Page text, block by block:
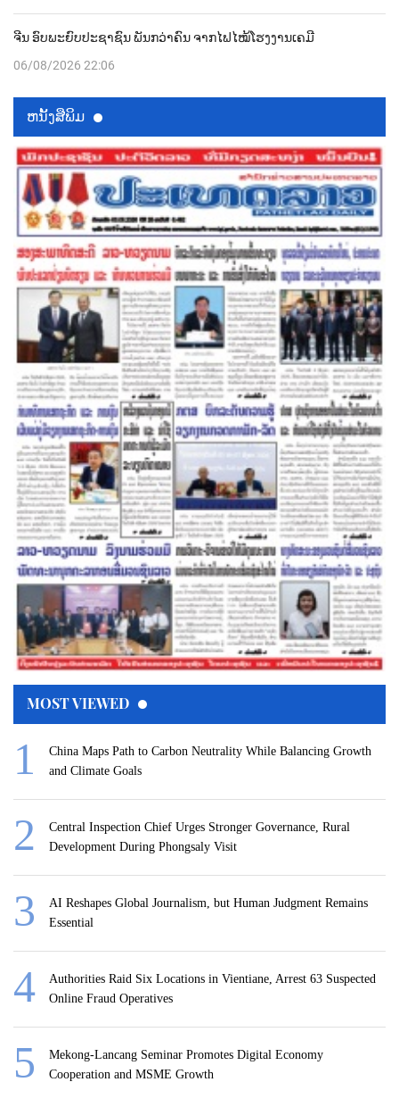
ຈີນ ອົບພະຍົບປະຊາຊົນ ພັນກວ່າຄົນ ຈາກໄຟໄໝ້ໂຮງງານເຄມີ
06/08/2026 22:06
ຫນ້ັງສືພິມ
MOST VIEWED
China Maps Path to Carbon Neutrality While Balancing Growth
and Climate Goals
Central Inspection Chief Urges Stronger Governance, Rural
Development During Phongsaly Visit
AI Reshapes Global Journalism, but Human Judgment Remains
Essential
Authorities Raid Six Locations in Vientiane, Arrest 63 Suspected
Online Fraud Operatives
Mekong-Lancang Seminar Promotes Digital Economy
Cooperation and MSME Growth